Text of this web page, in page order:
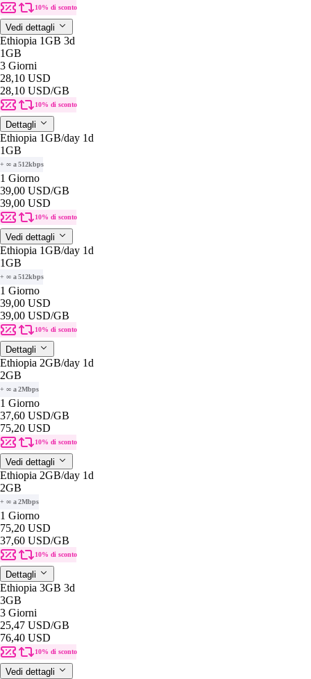
10% di sconto
Vedi dettagli
Ethiopia 1GB 3d
1GB
3 Giorni
28,10 USD
28,10 USD/GB
10% di sconto
Dettagli
Ethiopia 1GB/day 1d
1GB
+ ∞ a 512kbps
1 Giorno
39,00 USD/GB
39,00 USD
10% di sconto
Vedi dettagli
Ethiopia 1GB/day 1d
1GB
+ ∞ a 512kbps
1 Giorno
39,00 USD
39,00 USD/GB
10% di sconto
Dettagli
Ethiopia 2GB/day 1d
2GB
+ ∞ a 2Mbps
1 Giorno
37,60 USD/GB
75,20 USD
10% di sconto
Vedi dettagli
Ethiopia 2GB/day 1d
2GB
+ ∞ a 2Mbps
1 Giorno
75,20 USD
37,60 USD/GB
10% di sconto
Dettagli
Ethiopia 3GB 3d
3GB
3 Giorni
25,47 USD/GB
76,40 USD
10% di sconto
Vedi dettagli